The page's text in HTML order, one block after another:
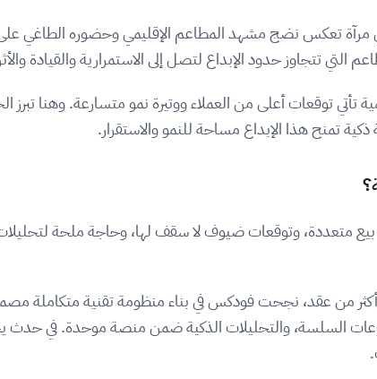
رقمي، بل هي مرآة تعكس نضج مشهد المطاعم الإقليمي وحضوره
تتجاوز حدود الإبداع لتصل إلى الاستمرارية والقيادة
توقعات أعلى من العملاء ووتيرة نمو متسارعة. وهنا تبرز
تمنح هذا الإبداع مساحة للنمو والاستقرار.
بيع متعددة، وتوقعات ضيوف لا سقف لها، وحاجة ملحة
من عقد، نجحت فودكس في بناء منظومة تقنية متكاملة
السلسة، والتحليلات الذكية ضمن منصة موحدة. في